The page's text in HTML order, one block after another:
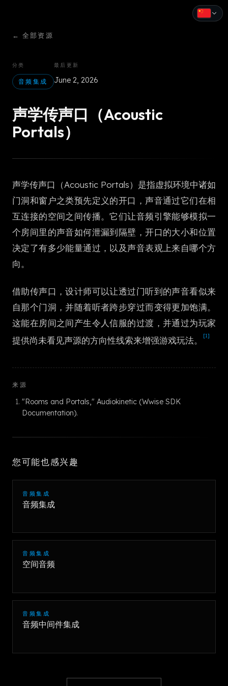
← 全部资源
分类
音频集成
最后更新
June 2, 2026
声学传声口（Acoustic
Portals）
声学传声口（Acoustic Portals）是指虚拟环境中诸如
门洞和窗户之类预先定义的开口，声音通过它们在相
互连接的空间之间传播。它们让音频引擎能够模拟一
个房间里的声音如何泄漏到隔壁，开口的大小和位置
决定了有多少能量通过，以及声音表观上来自哪个方
向。
借助传声口，设计师可以让透过门听到的声音看似来
自那个门洞，并随着听者跨步穿过而变得更加饱满。
这能在房间之间产生令人信服的过渡，并通过为玩家
提供尚未看见声源的方向性线索来增强游戏玩法。
[1]
来源
"Rooms and Portals," Audiokinetic (Wwise SDK
Documentation).
您可能也感兴趣
音频集成
音频集成
音频集成
空间音频
音频集成
音频中间件集成
中文
日本語
한국어